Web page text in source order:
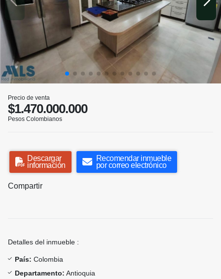
Precio de venta
$1.470.000.000
Pesos Colombianos
Descargar
información
Recomendar inmueble
por correo electrónico
Compartir
Detalles del inmueble :
País: Colombia
Departamento: Antioquia